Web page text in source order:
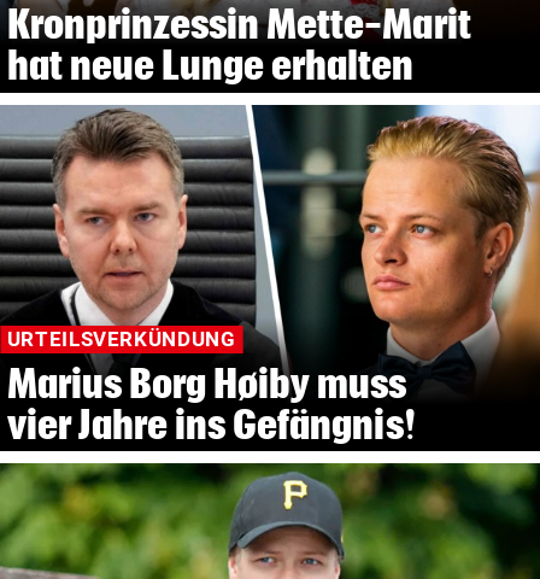
Kronprinzessin Mette-Marit
hat neue Lunge erhalten
URTEILSVERKÜNDUNG
Marius Borg Høiby muss
vier Jahre ins Gefängnis!